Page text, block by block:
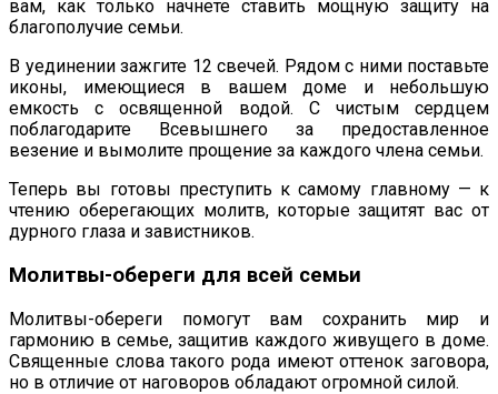
вам, как только начнете ставить мощную защиту на
благополучие семьи.
В уединении зажгите 12 свечей. Рядом с ними поставьте
иконы, имеющиеся в вашем доме и небольшую
емкость с освященной водой. С чистым сердцем
поблагодарите Всевышнего за предоставленное
везение и вымолите прощение за каждого члена семьи.
Теперь вы готовы преступить к самому главному — к
чтению оберегающих молитв, которые защитят вас от
дурного глаза и завистников.
Молитвы-обереги для всей семьи
Молитвы-обереги помогут вам сохранить мир и
гармонию в семье, защитив каждого живущего в доме.
Священные слова такого рода имеют оттенок заговора,
но в отличие от наговоров обладают огромной силой.